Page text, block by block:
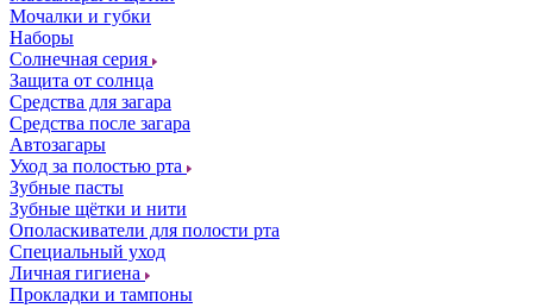
Мочалки и губки
Наборы
Солнечная серия
Защита от солнца
Средства для загара
Средства после загара
Автозагары
Уход за полостью рта
Зубные пасты
Зубные щётки и нити
Ополаскиватели для полости рта
Специальный уход
Личная гигиена
Прокладки и тампоны